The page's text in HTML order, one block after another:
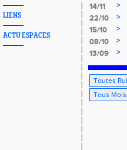
LIENS
ACTU ESPACES
14/11
>
22/10
>
15/10 >
08/10
>
13/09
>